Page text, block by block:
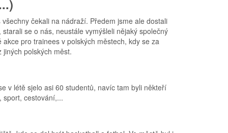
čekali na nádraží. Předem jsme ale dostali
se o nás, neustále vymýšleli nějaký společný
pro trainees v polských městech, kdy se za
polských měst.
v létě sjelo asi 60 studentů, navíc tam byli někteří
sport, cestování,...